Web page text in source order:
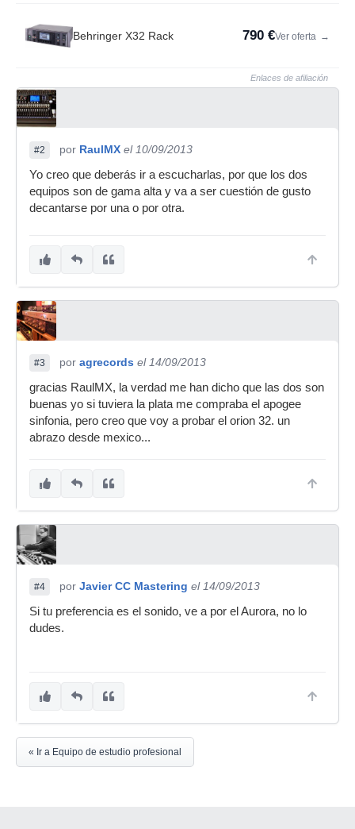
Behringer X32 Rack 790 €Ver oferta →
Enlaces de afiliación
#2 por RaulMX el 10/09/2013
Yo creo que deberás ir a escucharlas, por que los dos
equipos son de gama alta y va a ser cuestión de gusto
decantarse por una o por otra.
#3 por agrecords el 14/09/2013
gracias RaulMX, la verdad me han dicho que las dos son
buenas yo si tuviera la plata me compraba el apogee
sinfonia, pero creo que voy a probar el orion 32. un
abrazo desde mexico...
#4 por Javier CC Mastering el 14/09/2013
Si tu preferencia es el sonido, ve a por el Aurora, no lo
dudes.
« Ir a Equipo de estudio profesional